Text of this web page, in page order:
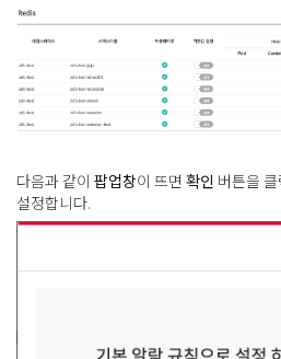
다음과 같이 팝업창이 뜨면 확인 버튼을
설정합니다.